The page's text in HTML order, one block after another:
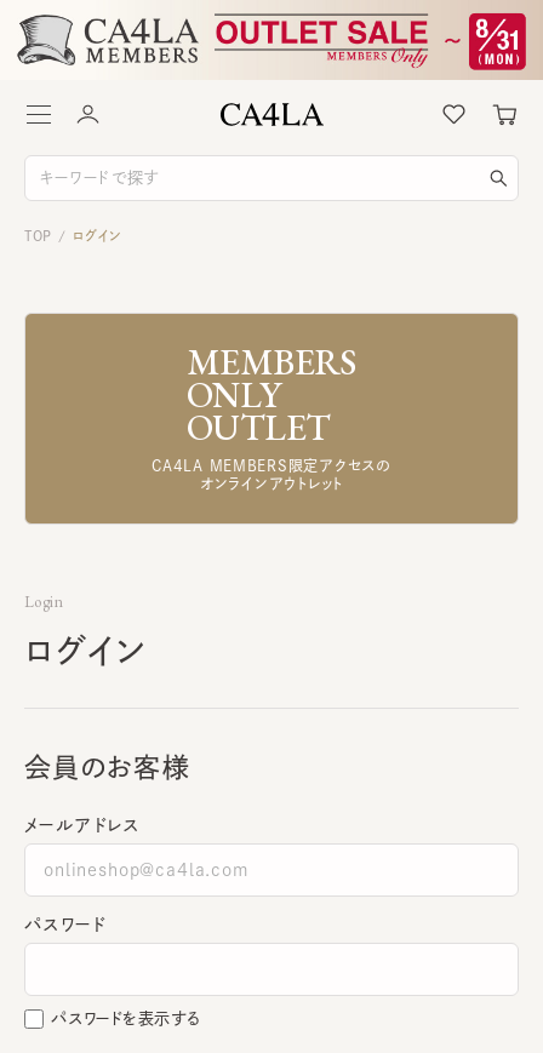
TOP / ログイン
MEMBERS
ONLY
OUTLET
CA4LA MEMBERS限定アクセスの
オンラインアウトレット
Login
ログイン
会員のお客様
メールアドレス
パスワード
パスワードを表示する